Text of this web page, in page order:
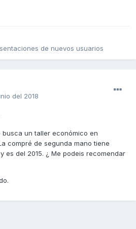
de nuevos usuarios
del 2018
un taller económico en
compré de segunda mano tiene
es del 2015. ¿ Me podeis recomendar